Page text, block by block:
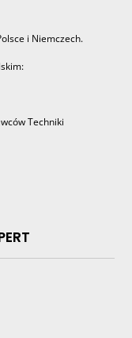
i Niemczech.
Techniki